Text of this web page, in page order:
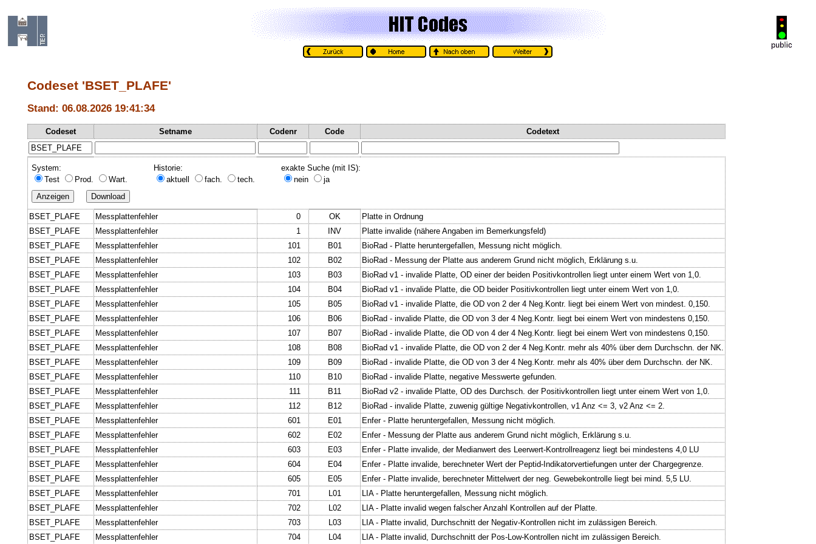
Codeset 'BSET_PLAFE'
Stand: 06.08.2026 19:41:34
Codeset Setname Codenr Code Codetext
System:
Test
Prod. Wart.
Historie:
aktuell
fach. tech.
exakte Suche (mit IS):
nein
ja
BSET_PLAFE Messplattenfehler 0 OK
Platte in Ordnung
BSET_PLAFE
Messplattenfehler 1 INV
Platte invalide (nähere Angaben im Bemerkungsfeld)
BSET_PLAFE
Messplattenfehler 101 B01
BioRad - Platte heruntergefallen, Messung nicht möglich.
BSET_PLAFE
Messplattenfehler 102 B02
BioRad - Messung der Platte aus anderem Grund nicht möglich, Erklärung s.u.
BSET_PLAFE
Messplattenfehler 103 B03
BioRad v1 - invalide Platte, OD einer der beiden Positivkontrollen liegt unter einem Wert von 1,0.
BSET_PLAFE
Messplattenfehler 104 B04
BioRad v1 - invalide Platte, die OD beider Positivkontrollen liegt unter einem Wert von 1,0.
BSET_PLAFE
Messplattenfehler 105 B05
BioRad v1 - invalide Platte, die OD von 2 der 4 Neg.Kontr. liegt bei einem Wert von mindest. 0,150.
BSET_PLAFE
Messplattenfehler 106 B06
BioRad - invalide Platte, die OD von 3 der 4 Neg.Kontr. liegt bei einem Wert von mindestens 0,150.
BSET_PLAFE
Messplattenfehler 107 B07
BioRad - invalide Platte, die OD von 4 der 4 Neg.Kontr. liegt bei einem Wert von mindestens 0,150.
BSET_PLAFE
Messplattenfehler 108 B08
BioRad v1 - invalide Platte, die OD von 2 der 4 Neg.Kontr. mehr als 40% über dem Durchschn. der NK.
BSET_PLAFE
Messplattenfehler 109 B09
BioRad - invalide Platte, die OD von 3 der 4 Neg.Kontr. mehr als 40% über dem Durchschn. der NK.
BSET_PLAFE
Messplattenfehler 110 B10
BioRad - invalide Platte, negative Messwerte gefunden.
BSET_PLAFE
Messplattenfehler 111 B11
BioRad v2 - invalide Platte, OD des Durchsch. der Positivkontrollen liegt unter einem Wert von 1,0.
BSET_PLAFE
Messplattenfehler 112 B12
BioRad - invalide Platte, zuwenig gültige Negativkontrollen, v1 Anz <= 3, v2 Anz <= 2.
BSET_PLAFE
Messplattenfehler 601 E01
Enfer - Platte heruntergefallen, Messung nicht möglich.
BSET_PLAFE
Messplattenfehler 602 E02
Enfer - Messung der Platte aus anderem Grund nicht möglich, Erklärung s.u.
BSET_PLAFE
Messplattenfehler 603 E03
Enfer - Platte invalide, der Medianwert des Leerwert-Kontrollreagenz liegt bei mindestens 4,0 LU
BSET_PLAFE
Messplattenfehler 604 E04
Enfer - Platte invalide, berechneter Wert der Peptid-Indikatorvertiefungen unter der Chargegrenze.
BSET_PLAFE
Messplattenfehler 605 E05
Enfer - Platte invalide, berechneter Mittelwert der neg. Gewebekontrolle liegt bei mind. 5,5 LU.
BSET_PLAFE
Messplattenfehler 701 L01
LIA - Platte heruntergefallen, Messung nicht möglich.
BSET_PLAFE
Messplattenfehler 702 L02
LIA - Platte invalid wegen falscher Anzahl Kontrollen auf der Platte.
BSET_PLAFE
Messplattenfehler 703 L03
LIA - Platte invalid, Durchschnitt der Negativ-Kontrollen nicht im zulässigen Bereich.
BSET_PLAFE
Messplattenfehler 704 L04 LIA - Platte invalid, Durchschnitt der Pos-Low-Kontrollen nicht im zulässigen Bereich.